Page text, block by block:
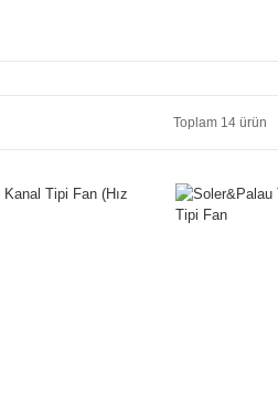
Toplam 14 ürün